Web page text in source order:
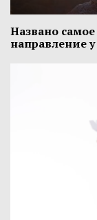
Названо
направление